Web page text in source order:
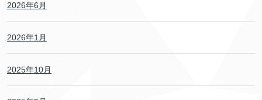
2026年6月
2026年1月
2025年10月